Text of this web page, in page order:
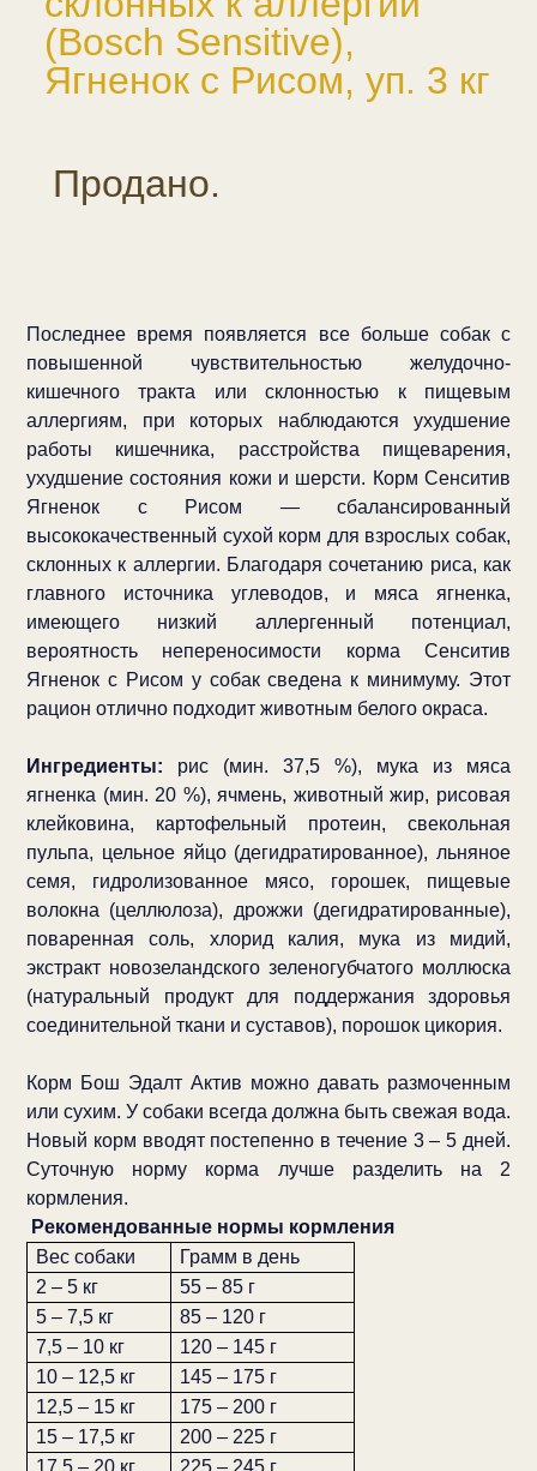
(Bosch Sensitive),
Ягненок с Рисом, уп. 3 кг
Продано.
Последнее время появляется все больше собак с
повышенной чувствительностью желудочно-
кишечного тракта или склонностью к пищевым
аллергиям, при которых наблюдаются ухудшение
работы кишечника, расстройства пищеварения,
ухудшение состояния кожи и шерсти. Корм Сенситив
Ягненок с Рисом — сбалансированный
высококачественный сухой корм для взрослых собак,
склонных к аллергии. Благодаря сочетанию риса, как
главного источника углеводов, и мяса ягненка,
имеющего низкий аллергенный потенциал,
вероятность непереносимости корма Сенситив
Ягненок с Рисом у собак сведена к минимуму. Этот
рацион отлично подходит животным белого окраса.
Ингредиенты: рис (мин. 37,5 %), мука из мяса
ягненка (мин. 20 %), ячмень, животный жир, рисовая
клейковина, картофельный протеин, свекольная
пульпа, цельное яйцо (дегидратированное), льняное
семя, гидролизованное мясо, горошек, пищевые
волокна (целлюлоза), дрожжи (дегидратированные),
поваренная соль, хлорид калия, мука из мидий,
экстракт новозеландского зеленогубчатого моллюска
(натуральный продукт для поддержания здоровья
соединительной ткани и суставов), порошок цикория.
Корм Бош Эдалт Актив можно давать размоченным
или сухим. У собаки всегда должна быть свежая вода.
Новый корм вводят постепенно в течение 3 – 5 дней.
Суточную норму корма лучше разделить на 2
кормления.
Рекомендованные нормы кормления
Вес собаки
Грамм в день
2 – 5 кг
55 – 85 г
5 – 7,5 кг
85 – 120 г
7,5 – 10 кг
120 – 145 г
10 – 12,5 кг
145 – 175 г
12,5 – 15 кг
175 – 200 г
15 – 17,5 кг
200 – 225 г
17,5 – 20 кг
225 – 245 г